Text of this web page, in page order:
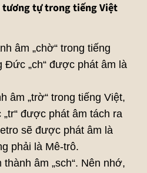
tương tự trong tiếng Việt
âm „chờ“ trong tiếng
Đức „ch“ được phát âm là
âm „trờ“ trong tiếng Việt,
được phát âm tách ra
sẽ được phát âm là
phải là Mê-trô.
thành âm „sch“. Nên nhớ,